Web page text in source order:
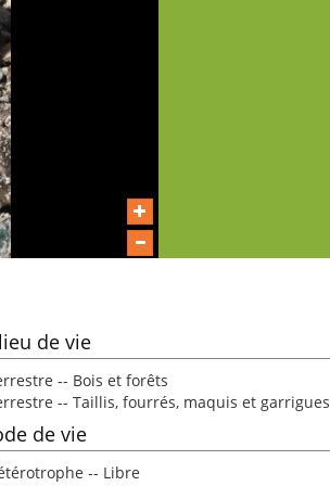
de vie
-- Bois et forêts
-- Taillis, fourrés, maquis et garrigues
de vie
-- Libre